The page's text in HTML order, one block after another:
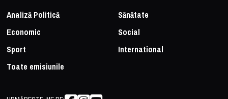
Analiză Politică
Sănătate
Economic
Social
Sport
International
Toate emisiunile